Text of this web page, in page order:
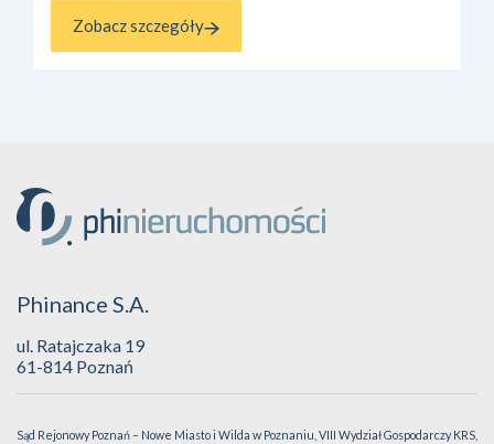
Zobacz szczegóły
Phinance S.A.
ul. Ratajczaka 19
61-814 Poznań
Sąd Rejonowy Poznań – Nowe Miasto i Wilda w Poznaniu, VIII Wydział Gospodarczy KRS,